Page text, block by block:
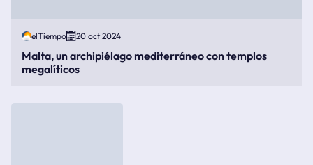
elTiempo 20 oct 2024
Malta, un archipiélago mediterráneo con templos
megalíticos